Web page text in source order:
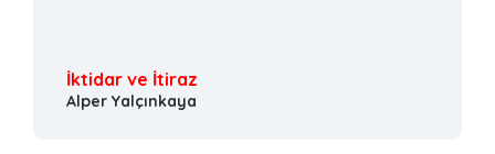
İktidar ve İtiraz
Alper Yalçınkaya